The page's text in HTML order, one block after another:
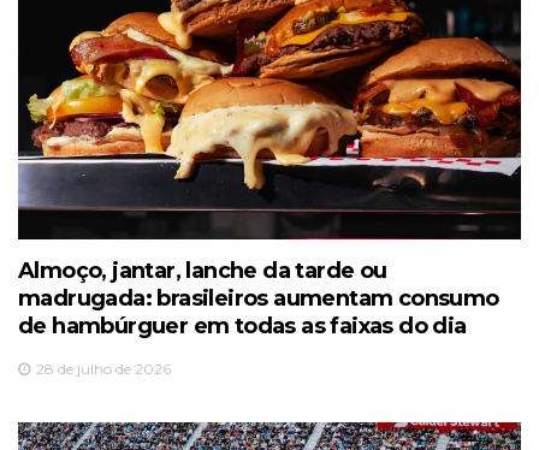
Almoço, jantar, lanche da tarde ou
madrugada: brasileiros aumentam consumo
de hambúrguer em todas as faixas do dia
28 de julho de 2026